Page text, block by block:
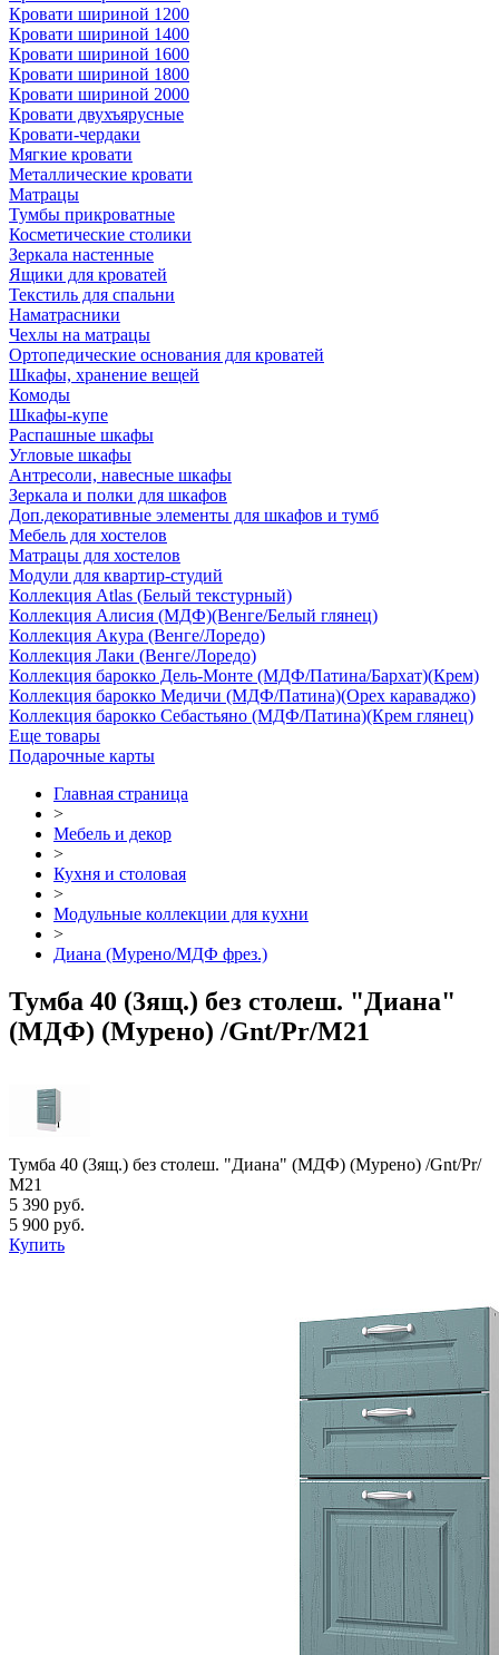
Кровати шириной 1200
Кровати шириной 1400
Кровати шириной 1600
Кровати шириной 1800
Кровати шириной 2000
Кровати двухъярусные
Кровати-чердаки
Мягкие кровати
Металлические кровати
Матрацы
Тумбы прикроватные
Косметические столики
Зеркала настенные
Ящики для кроватей
Текстиль для спальни
Наматрасники
Чехлы на матрацы
Ортопедические основания для кроватей
Шкафы, хранение вещей
Комоды
Шкафы-купе
Распашные шкафы
Угловые шкафы
Антресоли, навесные шкафы
Зеркала и полки для шкафов
Доп.декоративные элементы для шкафов и тумб
Мебель для хостелов
Матрацы для хостелов
Модули для квартир-студий
Коллекция Atlas (Белый текстурный)
Коллекция Алисия (МДФ)(Венге/Белый глянец)
Коллекция Акура (Венге/Лоредо)
Коллекция Лаки (Венге/Лоредо)
Коллекция барокко Дель-Монте (МДФ/Патина/Бархат)(Крем)
Коллекция барокко Медичи (МДФ/Патина)(Орех караваджо)
Коллекция барокко Себастьяно (МДФ/Патина)(Крем глянец)
Еще товары
Подарочные карты
Главная страница
>
Мебель и декор
>
Кухня и столовая
>
Модульные коллекции для кухни
>
Диана (Мурено/МДФ фрез.)
Тумба 40 (3ящ.) без столеш. "Диана"
(МДФ) (Мурено) /Gnt/Pr/М21
Тумба 40 (3ящ.) без столеш. "Диана" (МДФ) (Мурено) /Gnt/Pr/
М21
5 390 руб.
5 900 руб.
Купить